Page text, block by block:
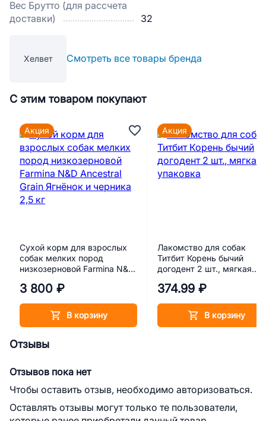
Вес Брутто (для рассчета
доставки)
32
Хелвет Смотреть все товары бренда
С этим товаром покупают
Сухой корм для взрослых
собак мелких пород
низкозерновой Farmina N&D
черника 2,5 кг
3 800 ₽
В корзину
Акция
Лакомство для собак
Титбит Корень бычий
догодент 2 шт., мягкая
374.99 ₽
В корзину
Акция
Отзывы
Отзывов пока нет
Чтобы оставить отзыв, необходимо авторизоваться.
Оставлять отзывы могут только те пользователи,